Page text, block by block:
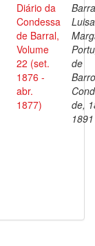
Diário da
Condessa
de Barral,
Volume
22 (set.
1876 -
abr.
1877)
Luisa
de
de,
1891